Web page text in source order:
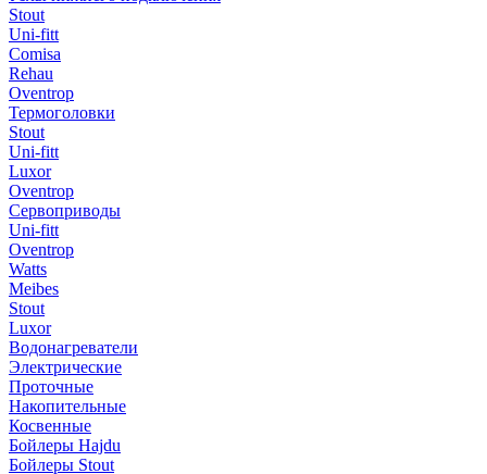
Stout
Uni-fitt
Comisa
Rehau
Oventrop
Термоголовки
Stout
Uni-fitt
Luxor
Oventrop
Сервоприводы
Uni-fitt
Oventrop
Watts
Meibes
Stout
Luxor
Водонагреватели
Электрические
Проточные
Накопительные
Косвенные
Бойлеры Hajdu
Бойлеры Stout